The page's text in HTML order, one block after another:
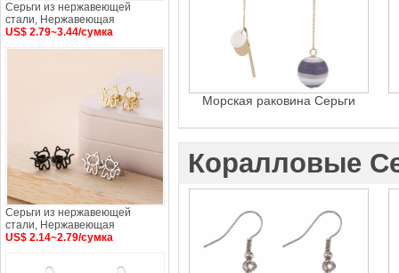
Морская раковина Серьги
Коралловые
Серьги из нержавеющей
стали, Нержавеющая
US$ 2.79~3.44/сумка
Серьги из нержавеющей
стали, Нержавеющая
US$ 2.14~2.79/сумка